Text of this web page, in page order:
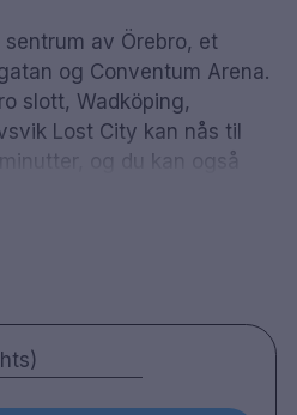
av Örebro, et
og Conventum Arena.
slott, Wadköping,
Lost City kan nås til
og du kan også
og rund av